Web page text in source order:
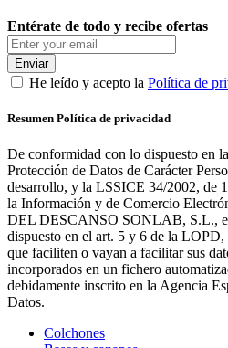
Entérate de todo y recibe ofertas
Enviar
He leído y acepto la Política de
Resumen Política de privacidad
De conformidad con lo dispuesto en
Protección de Datos de Carácter
desarrollo, y la LSSICE 34/2002, de
la Información y de Comercio
DEL DESCANSO SONLAB, S.L.,
dispuesto en el art. 5 y 6 de la
que faciliten o vayan a facilitar sus
incorporados en un fichero
debidamente inscrito en la Agencia
Datos.
Colchones